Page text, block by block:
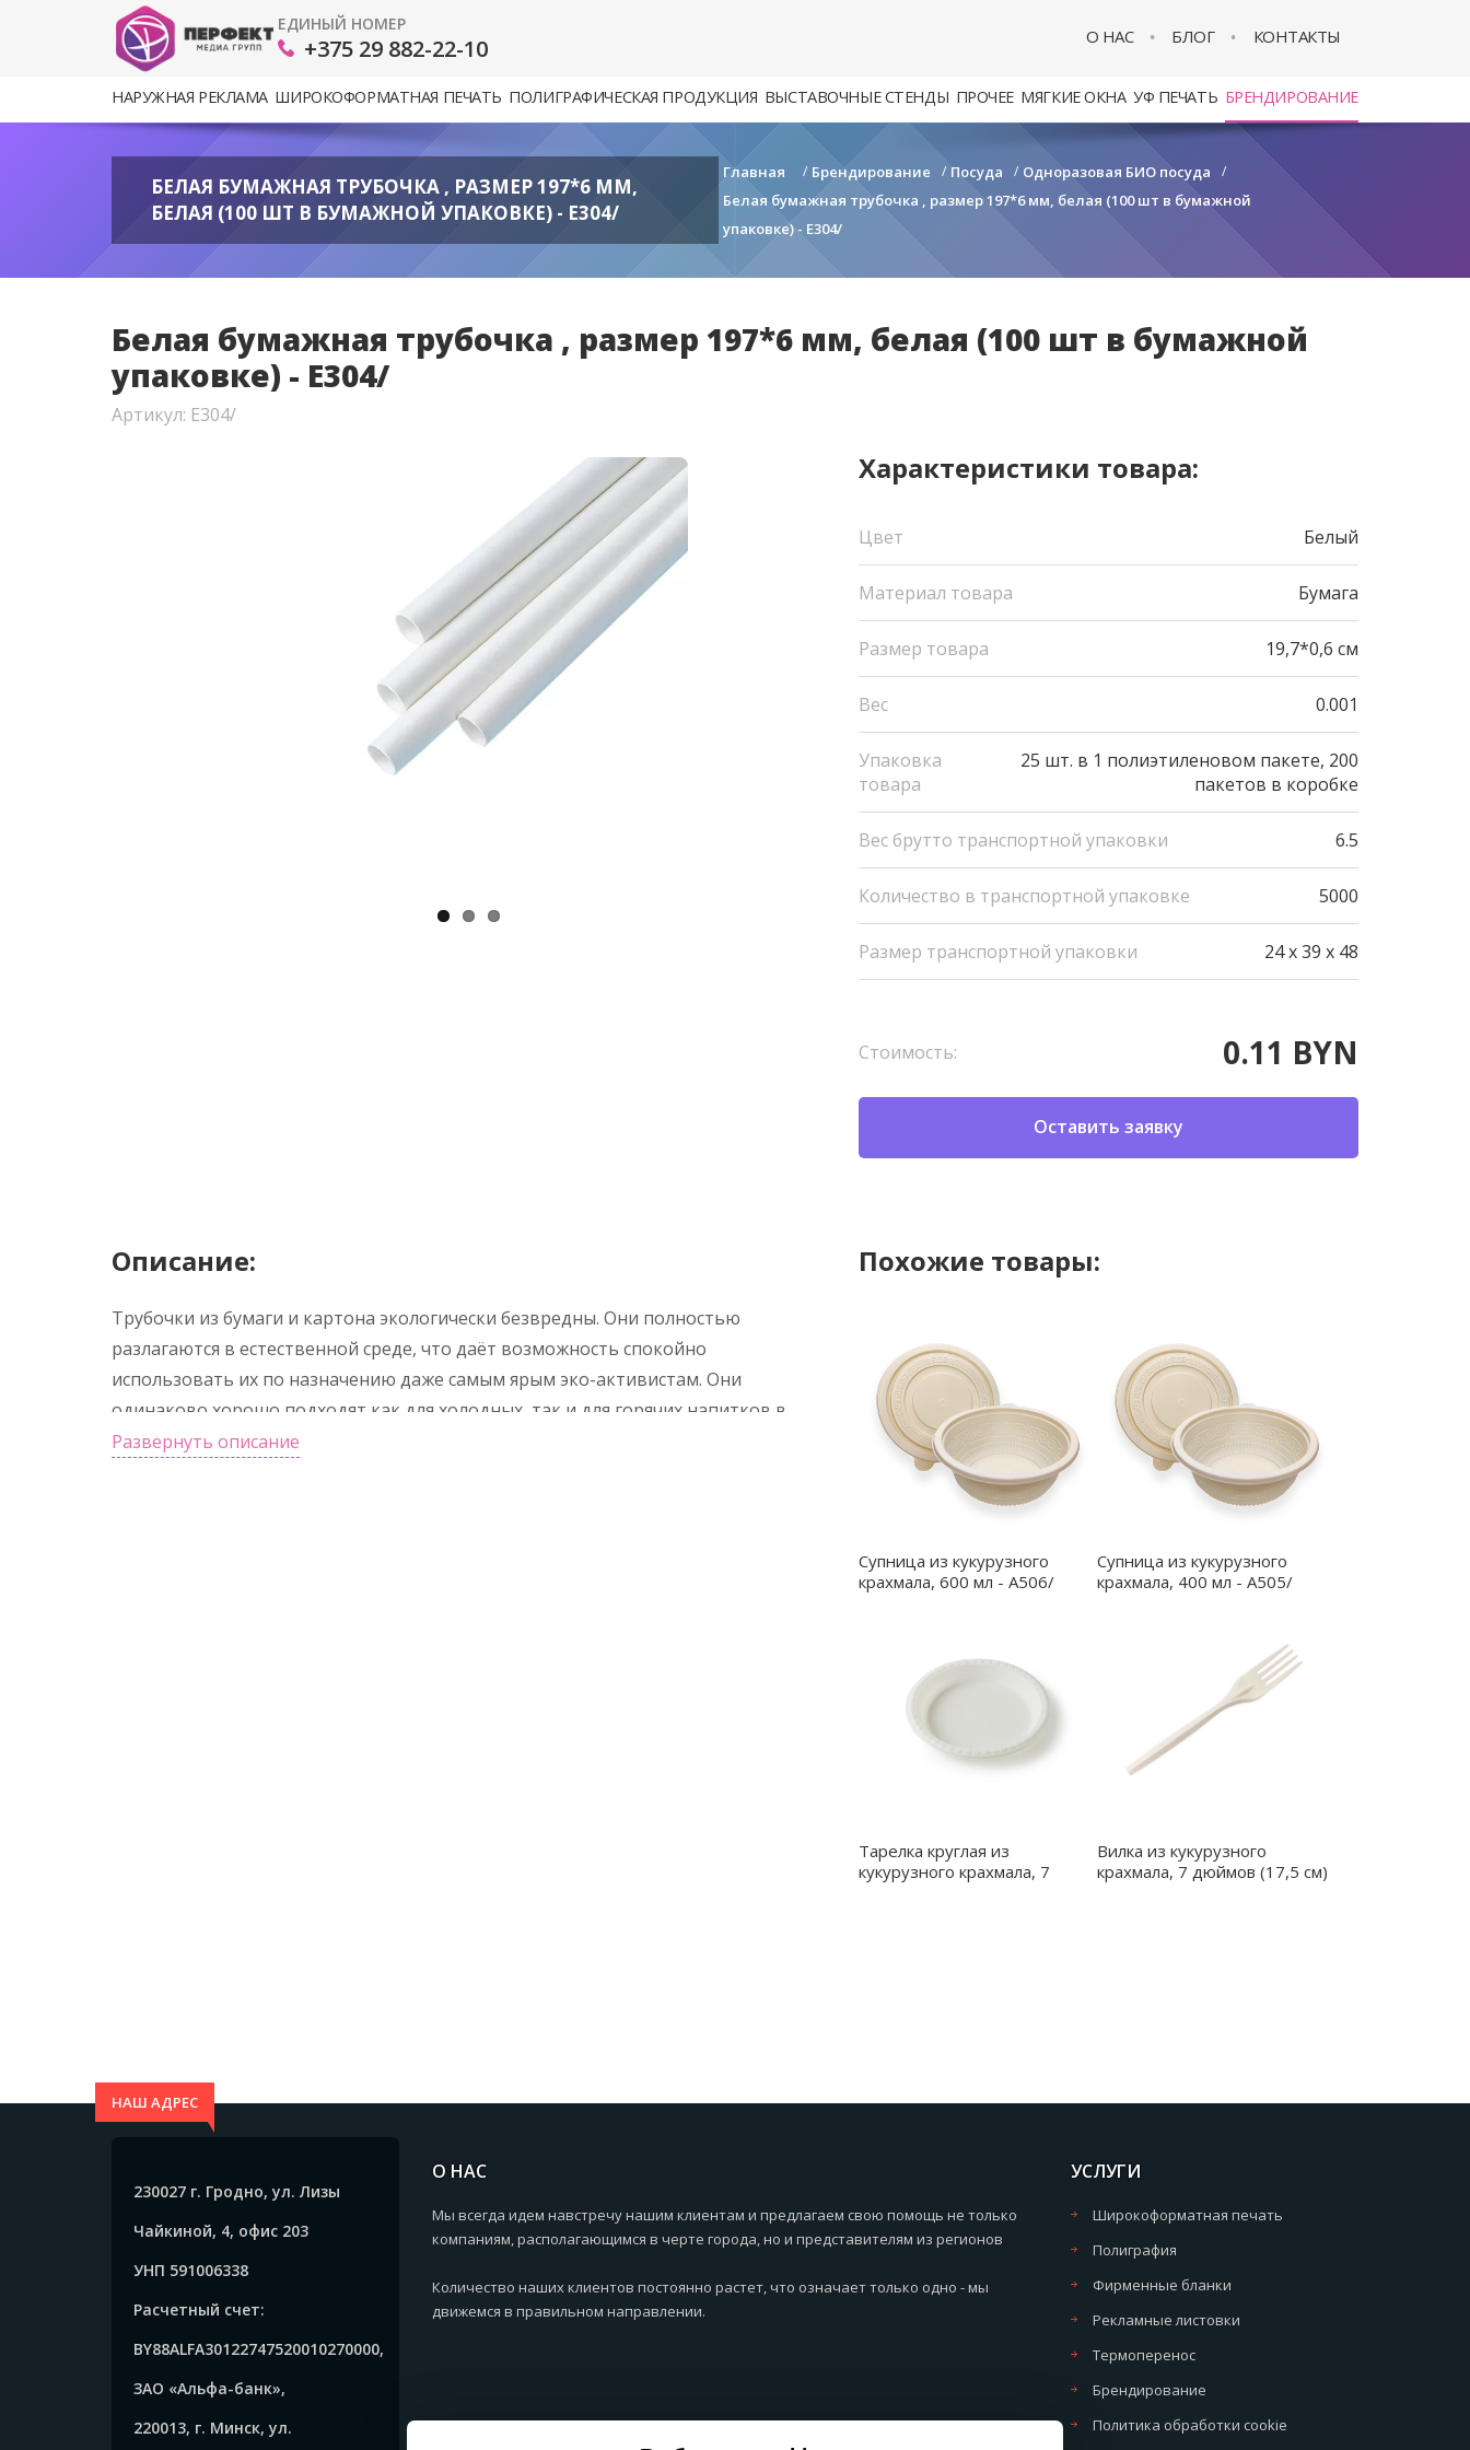
ЕДИНЫЙ НОМЕР
+375 29 882-22-10 О НАС БЛОГ КОНТАКТЫ
НАРУЖНАЯ РЕКЛАМА ШИРОКОФОРМАТНАЯ ПЕЧАТЬ ПОЛИГРАФИЧЕСКАЯ ПРОДУКЦИЯ ВЫСТАВОЧНЫЕ СТЕНДЫ ПРОЧЕЕ МЯГКИЕ ОКНА УФ ПЕЧАТЬ БРЕНДИРОВАНИЕ
БЕЛАЯ БУМАЖНАЯ ТРУБОЧКА , РАЗМЕР 197*6 ММ,
БЕЛАЯ (100 ШТ В БУМАЖНОЙ УПАКОВКЕ) - E304/
Главная / Брендирование / Посуда / Одноразовая БИО посуда /
Белая бумажная трубочка , размер 197*6 мм, белая (100 шт в бумажной
упаковке) - E304/
Белая бумажная трубочка , размер 197*6 мм, белая (100 шт в бумажной
упаковке) - E304/
Артикул: E304/
Характеристики товара:
Цвет Белый
Материал товара Бумага
Размер товара 19,7*0,6 см
Вес 0.001
Упаковка
товара
25 шт. в 1 полиэтиленовом пакете, 200
пакетов в коробке
Вес брутто транспортной упаковки 6.5
Количество в транспортной упаковке 5000
Размер транспортной упаковки 24 x 39 x 48
Стоимость: 0.11 BYN
Оставить заявку
Описание:
Трубочки из бумаги и картона экологически безвредны. Они полностью
разлагаются в естественной среде, что даёт возможность спокойно
использовать их по назначению даже самым ярым эко-активистам. Они
одинаково хорошо подходят как для холодных, так и для горячих напитков в
открытой и закрытой посуде. Бумажные трубочки являются прекрасной
Развернуть описание
Похожие товары:
Супница из кукурузного
крахмала, 600 мл - A506/
Супница из кукурузного
крахмала, 400 мл - A505/
Тарелка круглая из
кукурузного крахмала, 7
Вилка из кукурузного
крахмала, 7 дюймов (17,5 см)
НАШ АДРЕС
230027 г. Гродно, ул. Лизы
Чайкиной, 4, офис 203
УНП 591006338
Расчетный счет:
BY88ALFA30122747520010270000,
ЗАО «Альфа-банк»,
220013, г. Минск, ул.
О НАС
Мы всегда идем навстречу нашим клиентам и предлагаем свою помощь не только
компаниям, располагающимся в черте города, но и представителям из регионов
Количество наших клиентов постоянно растет, что означает только одно - мы
движемся в правильном направлении.
УСЛУГИ
Широкоформатная печать
Полиграфия
Фирменные бланки
Рекламные листовки
Термоперенос
Брендирование
Политика обработки cookie